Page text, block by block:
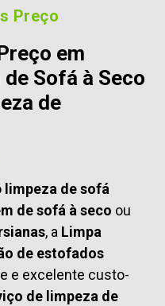
Preço
em
Sofá à Seco
de
limpeza de sofá
de sofá à seco ou
, a Limpa
de estofados
e excelente custo-
de limpeza de